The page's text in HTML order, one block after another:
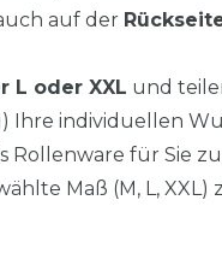
auf der
L oder XXL und
Ihre individuellen
Rollenware für Sie
Maß (M, L,